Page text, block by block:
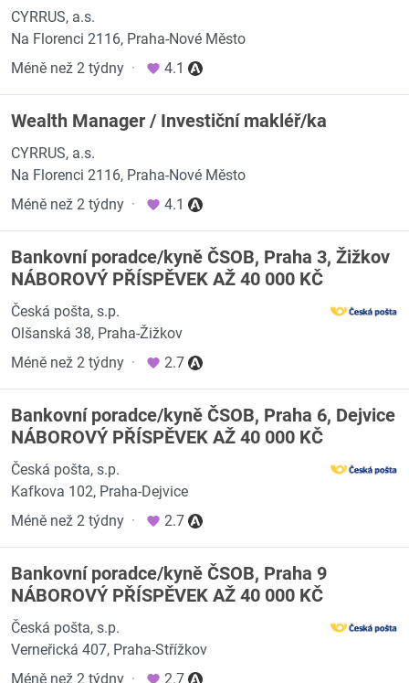
CYRRUS, a.s.
Na Florenci 2116, Praha-Nové Město
Méně než 2 týdny · 4.1
Wealth Manager / Investiční makléř/ka
CYRRUS, a.s.
Na Florenci 2116, Praha-Nové Město
Méně než 2 týdny · 4.1
Bankovní poradce/kyně ČSOB, Praha 3, Žižkov
NÁBOROVÝ PŘÍSPĚVEK AŽ 40 000 KČ
Česká pošta, s.p.
Olšanská 38, Praha-Žižkov
Méně než 2 týdny · 2.7
Bankovní poradce/kyně ČSOB, Praha 6, Dejvice
NÁBOROVÝ PŘÍSPĚVEK AŽ 40 000 KČ
Česká pošta, s.p.
Kafkova 102, Praha-Dejvice
Méně než 2 týdny · 2.7
Bankovní poradce/kyně ČSOB, Praha 9
NÁBOROVÝ PŘÍSPĚVEK AŽ 40 000 KČ
Česká pošta, s.p.
Verneřická 407, Praha-Střížkov
Méně než 2 týdny · 2.7